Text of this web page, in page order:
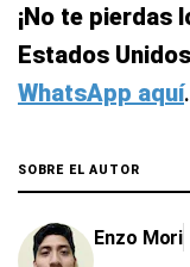
¡No te pierdas
Estados
WhatsApp aquí.
SOBRE EL AUTOR
Enzo Mori